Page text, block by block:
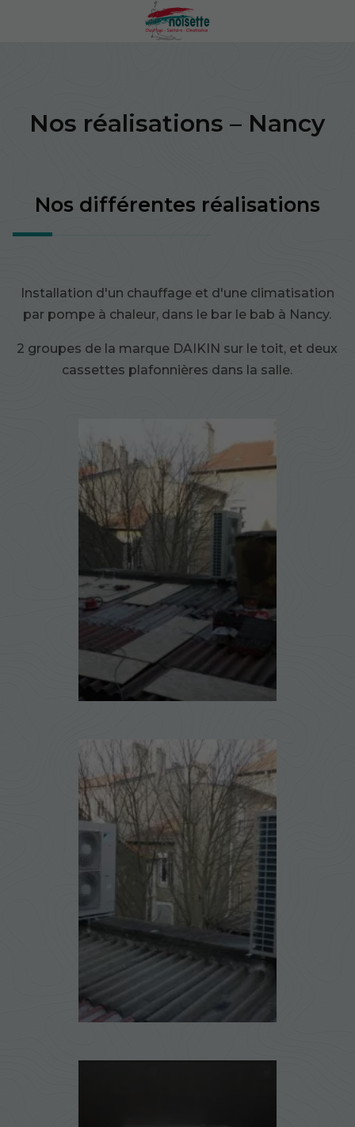
Nos réalisations – Nancy
Nos différentes réalisations
Installation d'un chauffage et d'une climatisation
par pompe à chaleur, dans le bar le bab à Nancy.
2 groupes de la marque DAIKIN sur le toit, et deux
cassettes plafonnières dans la salle.